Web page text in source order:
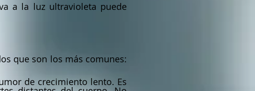
a la luz ultravioleta puede
que son los más comunes:
de crecimiento lento. Es